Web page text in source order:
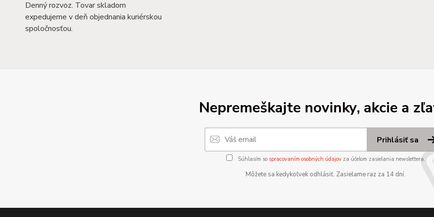
Denný rozvoz. Tovar skladom
expedujeme v deň objednania kuriérskou
spoločnosťou.
Nepremeškajte novinky, akcie a
Prihlásiť sa
Súhlasím so spracovaním osobných údajovza účelom zasielania newslettera.
Môžete sa kedykoľvek odhlásiť. Zasielame raz za 14 dní.